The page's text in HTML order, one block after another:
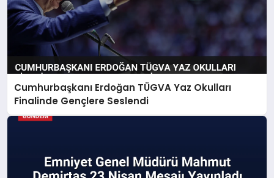
Cumhurbaşkanı Erdoğan TÜGVA Yaz Okulları
Finalinde Gençlere Seslendi